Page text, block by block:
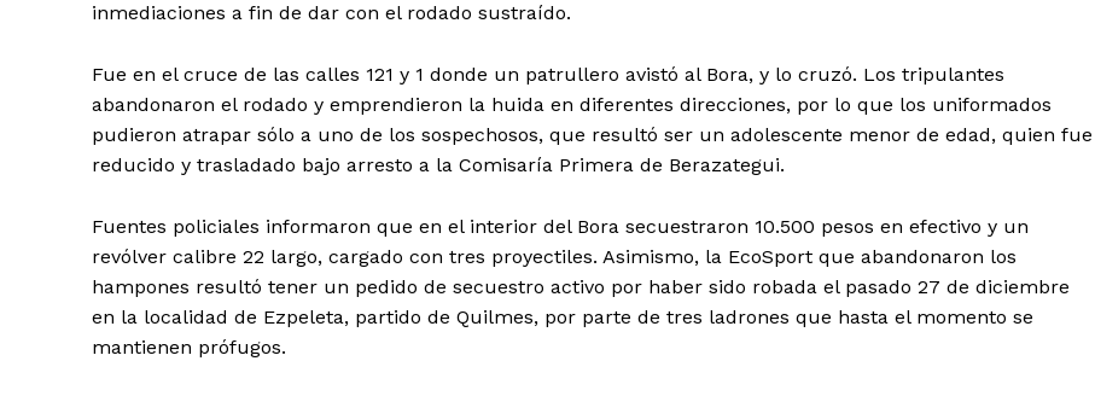
inmediaciones a fin de dar con el rodado sustraído.
Fue en el cruce de las calles 121 y 1 donde un patrullero avistó al Bora, y lo cruzó. Los tripulantes
abandonaron el rodado y emprendieron la huida en diferentes direcciones, por lo que los uniformados
pudieron atrapar sólo a uno de los sospechosos, que resultó ser un adolescente menor de edad, quien fue
reducido y trasladado bajo arresto a la Comisaría Primera de Berazategui.
Fuentes policiales informaron que en el interior del Bora secuestraron 10.500 pesos en efectivo y un
revólver calibre 22 largo, cargado con tres proyectiles. Asimismo, la EcoSport que abandonaron los
hampones resultó tener un pedido de secuestro activo por haber sido robada el pasado 27 de diciembre
en la localidad de Ezpeleta, partido de Quilmes, por parte de tres ladrones que hasta el momento se
mantienen prófugos.